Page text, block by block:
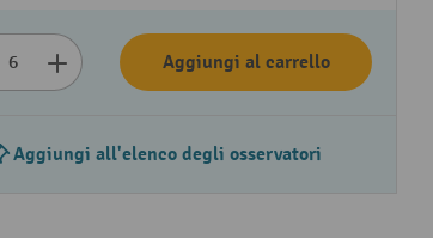
Aggiungi al carrello
Aggiungi all'elenco degli osservatori